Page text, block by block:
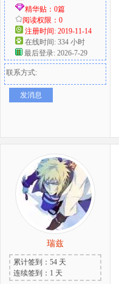
精华贴：0篇
阅读权限：0
注册时间: 2019-11-14
在线时间: 334 小时
最后登录: 2026-7-29
联系方式:
发消息
瑞兹
累计签到：54 天
连续签到：1 天